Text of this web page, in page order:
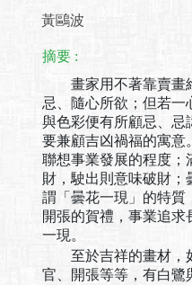
黃鷗波
摘要 :
畫家用不著靠賣畫
忌、隨心所欲；但若一
與色彩便有所顧忌、忌
要兼顧吉凶禍福的寓意
聯想事業發展的程度；
財，駛出則意味破財；
謂「曇花一現」的特質
開張的賀禮，事業追
一現。
至於吉祥的畫材，
官、開張等等，有白鷺